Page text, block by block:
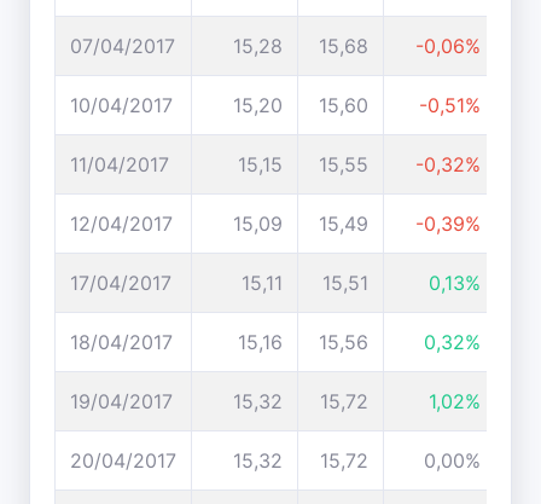
07/04/2017 15,28 15,68 -0,06%
10/04/2017 15,20 15,60 -0,51%
11/04/2017 15,15 15,55 -0,32%
12/04/2017 15,09 15,49 -0,39%
17/04/2017 15,11 15,51 0,13%
18/04/2017 15,16 15,56 0,32%
19/04/2017 15,32 15,72 1,02%
20/04/2017 15,32 15,72 0,00%